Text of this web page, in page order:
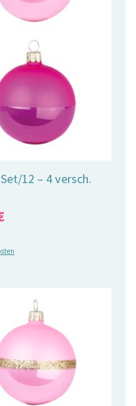
12 – 4 versch.